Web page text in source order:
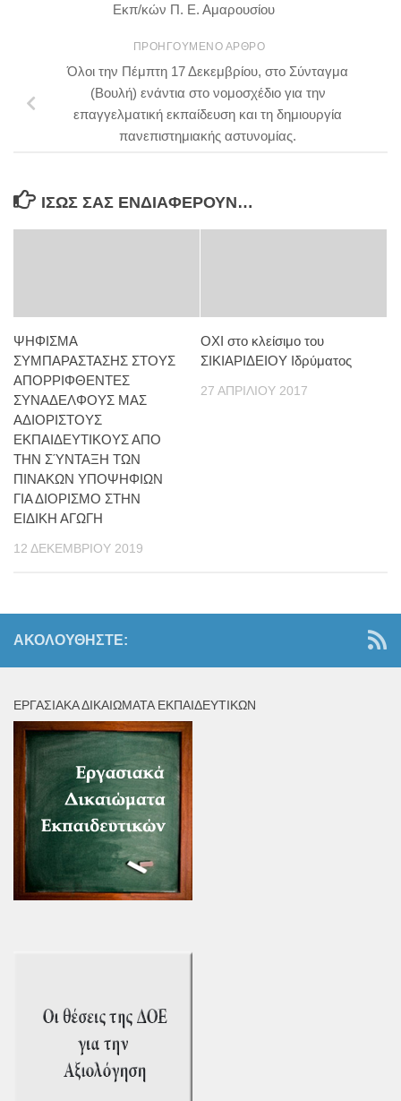
Εκπ/κών Π. Ε. Αμαρουσίου
ΠΡΟΗΓΟΎΜΕΝΟ ΆΡΘΡΟ
Όλοι την Πέμπτη 17 Δεκεμβρίου, στο Σύνταγμα
(Βουλή) ενάντια στο νομοσχέδιο για την
επαγγελματική εκπαίδευση και τη δημιουργία
πανεπιστημιακής αστυνομίας.
ΊΣΩΣ ΣΑΣ ΕΝΔΙΑΦΈΡΟΥΝ…
ΨΗΦΙΣΜΑ
ΣΥΜΠΑΡΑΣΤΑΣΗΣ ΣΤΟΥΣ
ΑΠΟΡΡΙΦΘΕΝΤΕΣ
ΣΥΝΑΔΕΛΦΟΥΣ ΜΑΣ
ΑΔΙΟΡΙΣΤΟΥΣ
ΕΚΠΑΙΔΕΥΤΙΚΟΥΣ ΑΠΟ
ΤΗΝ ΣΎΝΤΑΞΗ ΤΩΝ
ΠΙΝΑΚΩΝ ΥΠΟΨΗΦΙΩΝ
ΓΙΑ ΔΙΟΡΙΣΜΟ ΣΤΗΝ
ΕΙΔΙΚΗ ΑΓΩΓΗ
12 ΔΕΚΕΜΒΡΊΟΥ 2019
ΟΧΙ στο κλείσιμο του
ΣΙΚΙΑΡΙΔΕΙΟΥ Ιδρύματος
27 ΑΠΡΙΛΊΟΥ 2017
ΑΚΟΛΟΥΘΉΣΤΕ:
ΕΡΓΑΣΙΑΚΆ ΔΙΚΑΙΏΜΑΤΑ ΕΚΠΑΙΔΕΥΤΙΚΏΝ